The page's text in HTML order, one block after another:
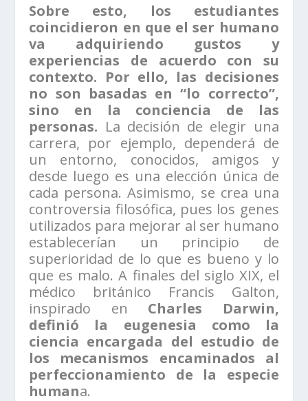
Sobre esto, los estudiantes
coincidieron en que el ser humano
va adquiriendo gustos y
experiencias de acuerdo con su
contexto. Por ello, las decisiones
no son basadas en “lo correcto”,
sino en la conciencia de las
personas. La decisión de elegir una
carrera, por ejemplo, dependerá de
un entorno, conocidos, amigos y
desde luego es una elección única de
cada persona. Asimismo, se crea una
controversia filosófica, pues los genes
utilizados para mejorar al ser humano
establecerían un principio de
superioridad de lo que es bueno y lo
que es malo. A finales del siglo XIX, el
médico británico Francis Galton,
inspirado en Charles Darwin,
definió la eugenesia como la
ciencia encargada del estudio de
los mecanismos encaminados al
perfeccionamiento de la especie
humana.